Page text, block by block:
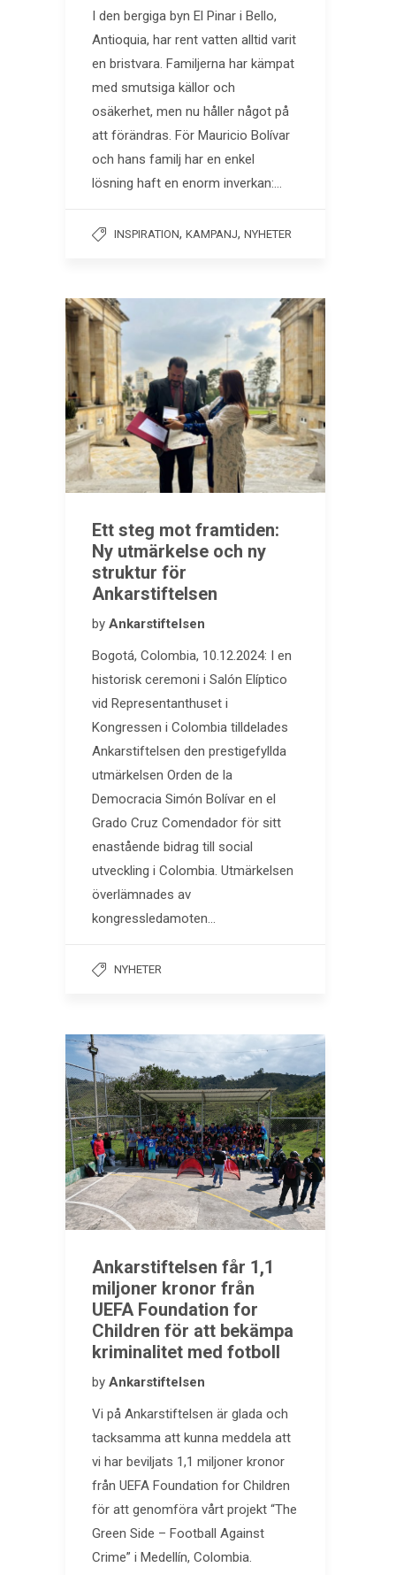
I den bergiga byn El Pinar i Bello,
Antioquia, har rent vatten alltid varit
en bristvara. Familjerna har kämpat
med smutsiga källor och
osäkerhet, men nu håller något på
att förändras. För Mauricio Bolívar
och hans familj har en enkel
lösning haft en enorm inverkan:…
INSPIRATION, KAMPANJ, NYHETER
Ett steg mot framtiden:
Ny utmärkelse och ny
struktur för
Ankarstiftelsen
by Ankarstiftelsen
Bogotá, Colombia, 10.12.2024: I en
historisk ceremoni i Salón Elíptico
vid Representanthuset i
Kongressen i Colombia tilldelades
Ankarstiftelsen den prestigefyllda
utmärkelsen Orden de la
Democracia Simón Bolívar en el
Grado Cruz Comendador för sitt
enastående bidrag till social
utveckling i Colombia. Utmärkelsen
överlämnades av
kongressledamoten…
NYHETER
Ankarstiftelsen får 1,1
miljoner kronor från
UEFA Foundation for
Children för att bekämpa
kriminalitet med fotboll
by Ankarstiftelsen
Vi på Ankarstiftelsen är glada och
tacksamma att kunna meddela att
vi har beviljats 1,1 miljoner kronor
från UEFA Foundation for Children
för att genomföra vårt projekt “The
Green Side – Football Against
Crime” i Medellín, Colombia.